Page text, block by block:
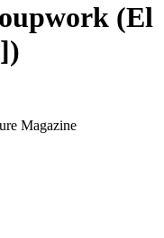
(El
Magazine